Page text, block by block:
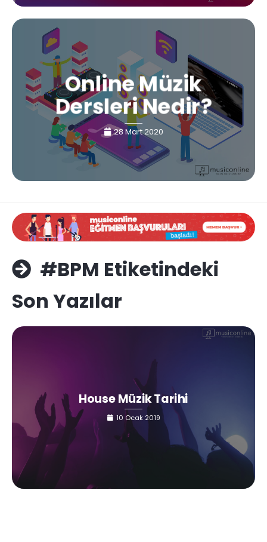
Online Müzik
Dersleri Nedir?
28 Mart 2020
#BPM Etiketindeki
Son Yazılar
House Müzik Tarihi
10 Ocak 2019